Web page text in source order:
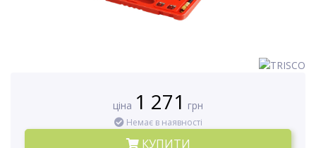
ціна 1 271 грн
Немає в наявності
КУПИТИ